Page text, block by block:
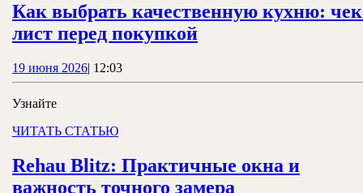
Как выбрать качественную кухню:
лист перед покупкойКак
качественную
перед
покупкой
19 июня 202619
июня
| 12:03
Узнайте
ЧИТАТЬ СТАТЬЮЧИТАТЬ
Rehau Blitz: Практичные окна и
важность точного замера